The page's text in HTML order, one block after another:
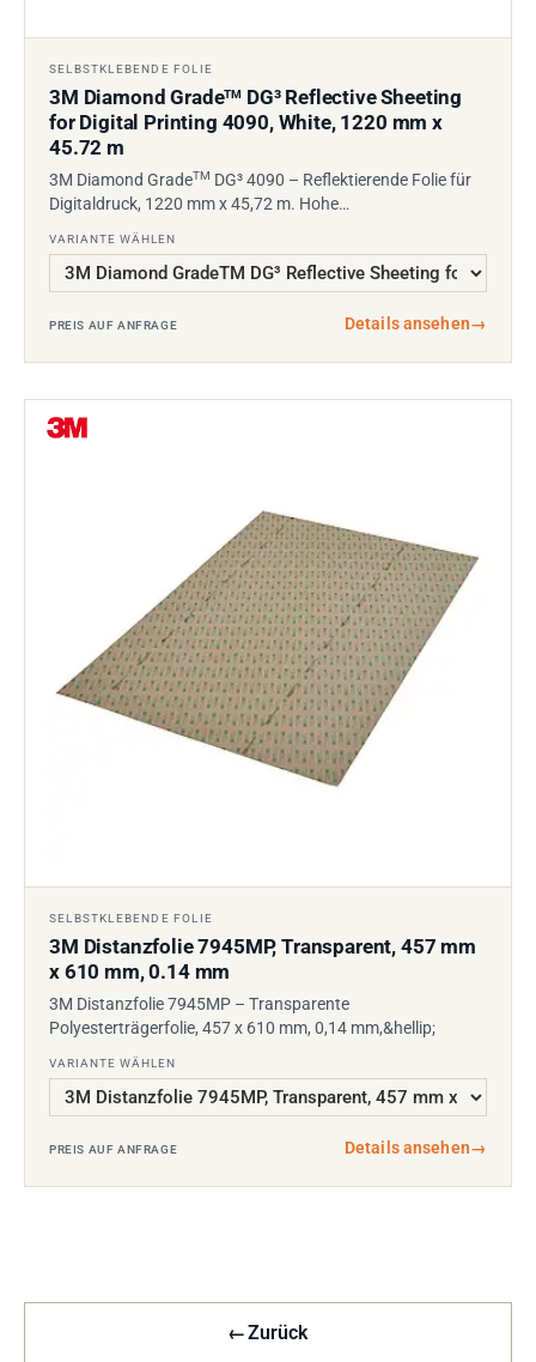
SELBSTKLEBENDE FOLIE
3M Diamond GradeTM DG³ Reflective Sheeting
for Digital Printing 4090, White, 1220 mm x
45.72 m
3M Diamond GradeTM DG³ 4090 – Reflektierende Folie für
Digitaldruck, 1220 mm x 45,72 m. Hohe…
VARIANTE WÄHLEN
PREIS AUF ANFRAGE Details ansehen→
SELBSTKLEBENDE FOLIE
3M Distanzfolie 7945MP, Transparent, 457 mm
x 610 mm, 0.14 mm
3M Distanzfolie 7945MP – Transparente
Polyesterträgerfolie, 457 x 610 mm, 0,14 mm,&hellip;
VARIANTE WÄHLEN
PREIS AUF ANFRAGE Details ansehen→
←Zurück